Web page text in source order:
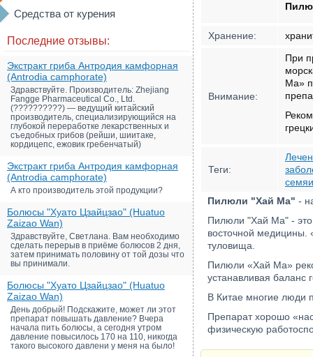
Средства от курения
Последние отзывы:
Экстракт гриба Антродия камфорная
(Antrodia camphorate)
Здравствуйте. Производитель: Zhejiang
Fangge Pharmaceutical Co., Ltd.
(??????????) — ведущий китайский
производитель, специализирующийся на
глубокой переработке лекарственных и
съедобных грибов (рейши, шиитаке,
кордицепс, ежовик гребенчатый)
Экстракт гриба Антродия камфорная
(Antrodia camphorate)
А кто производитель этой продукции?
Болюсы "Хуато Цзайцзао" (Huatuo
Zaizao Wan)
Здравствуйте, Светлана. Вам необходимо
сделать перерыв в приёме болюсов 2 дня,
затем принимать половину от той дозы что
вы принимали.
Болюсы "Хуато Цзайцзао" (Huatuo
Zaizao Wan)
День добрый! Подскажите, может ли этот
препарат повышать давление? Вчера
начала пить болюсы, а сегодня утром
давление повысилось 170 на 110, никогда
такого высокого давлени у меня на было!
Хранение:
Внимание:
При
Ма»
Теги:
Пилюли "Хай Ма" -
Пилюли "Хай Ма" - это
восточной медицины.
туловища.
Пилюли «Хай Ма»
устанавливая баланс
В Китае многие люди
Препарат хорошо
физическую